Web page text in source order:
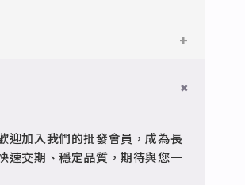
，超商取貨或宅配皆可。
迎加入我們的批發會員，成為長
速交期、穩定品質，期待與您一